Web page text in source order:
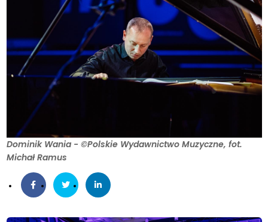
Dominik Wania - ©Polskie Wydawnictwo Muzyczne, fot.
Michał Ramus